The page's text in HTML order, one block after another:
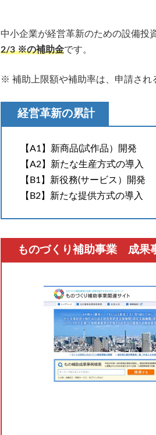
中小企業が経営革新のための設備投
2/3 ※の補助金です。
※ 補助上限額や補助率は、申請され
経営革新の累計
【A1】新商品(試作品）開発
【A2】新たな生産方式の導入
【B1】新役務(サービス）開発
【B2】新たな提供方式の導入
ものづくり補助事業 成果